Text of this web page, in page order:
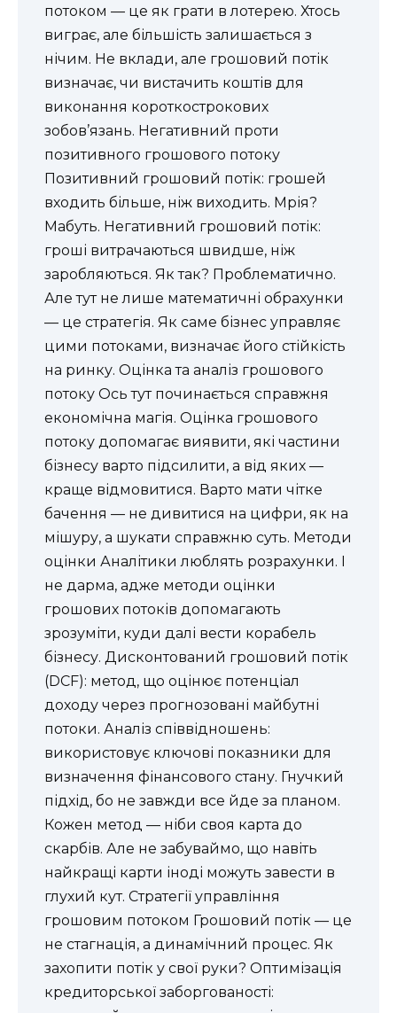
потоком — це як грати в лотерею. Хтось
виграє, але більшість залишається з
нічим. Не вклади, але грошовий потік
визначає, чи вистачить коштів для
виконання короткострокових
зобов’язань. Негативний проти
позитивного грошового потоку
Позитивний грошовий потік: грошей
входить більше, ніж виходить. Мрія?
Мабуть. Негативний грошовий потік:
гроші витрачаються швидше, ніж
заробляються. Як так? Проблематично.
Але тут не лише математичні обрахунки
— це стратегія. Як саме бізнес управляє
цими потоками, визначає його стійкість
на ринку. Оцінка та аналіз грошового
потоку Ось тут починається справжня
економічна магія. Оцінка грошового
потоку допомагає виявити, які частини
бізнесу варто підсилити, а від яких —
краще відмовитися. Варто мати чітке
бачення — не дивитися на цифри, як на
мішуру, а шукати справжню суть. Методи
оцінки Аналітики люблять розрахунки. І
не дарма, адже методи оцінки
грошових потоків допомагають
зрозуміти, куди далі вести корабель
бізнесу. Дисконтований грошовий потік
(DCF): метод, що оцінює потенціал
доходу через прогнозовані майбутні
потоки. Аналіз співвідношень:
використовує ключові показники для
визначення фінансового стану. Гнучкий
підхід, бо не завжди все йде за планом.
Кожен метод — ніби своя карта до
скарбів. Але не забуваймо, що навіть
найкращі карти іноді можуть завести в
глухий кут. Стратегії управління
грошовим потоком Грошовий потік — це
не стагнація, а динамічний процес. Як
захопити потік у свої руки? Оптимізація
кредиторської заборгованості: